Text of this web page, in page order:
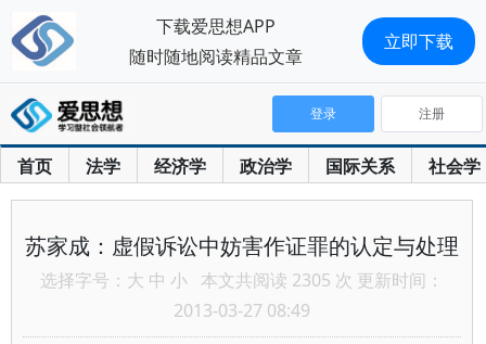
首页 法学 经济学 政治学 国际关系 社会学
登录 注册
苏家成：虚假诉讼中妨害作证罪的认定与处理
选择字号： 大 中 小 本文共阅读 2305 次 更新时间：
2013-03-27 08:49
下载爱思想APP
随时随地阅读精品文章
立即下载